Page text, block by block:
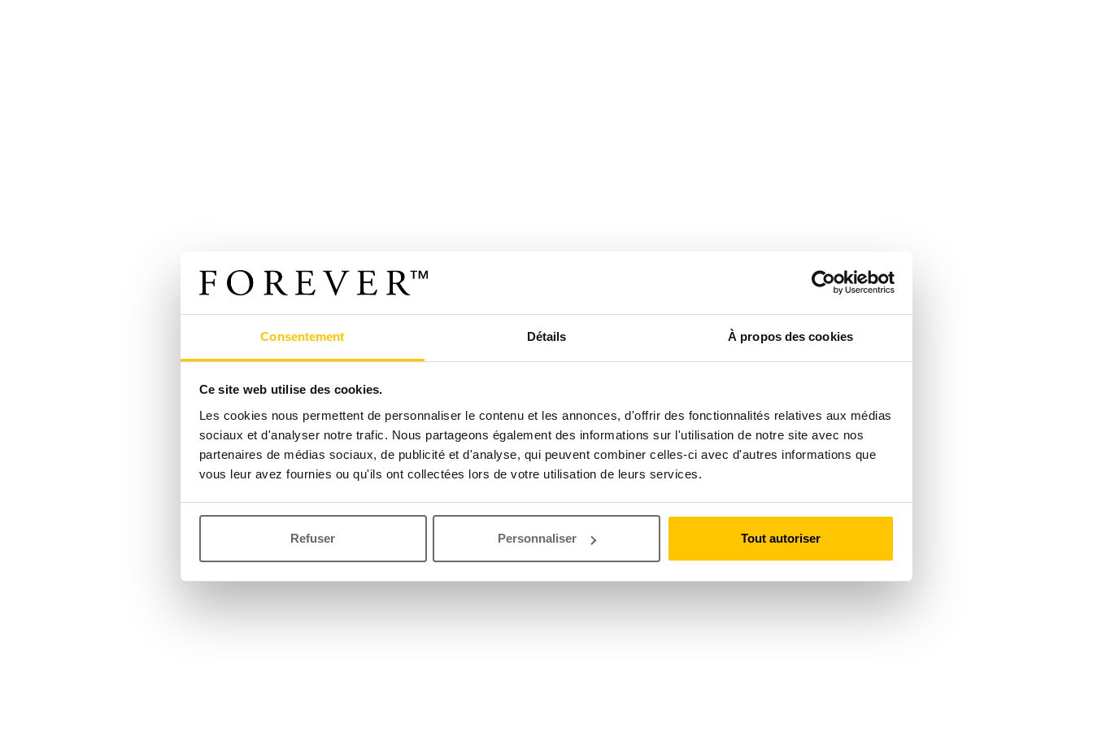
Consentement Détails À propos des cookies
Ce site web utilise des cookies.
Les cookies nous permettent de personnaliser le contenu et les annonces, d'offrir des fonctionnalités relatives aux médias
sociaux et d'analyser notre trafic. Nous partageons également des informations sur l'utilisation de notre site avec nos
partenaires de médias sociaux, de publicité et d'analyse, qui peuvent combiner celles-ci avec d'autres informations que
vous leur avez fournies ou qu'ils ont collectées lors de votre utilisation de leurs services.
Refuser Personnaliser Tout autoriser